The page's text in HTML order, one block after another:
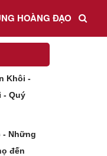
HOÀNG ĐẠO
Khôi -
- Quý
- Những
đến